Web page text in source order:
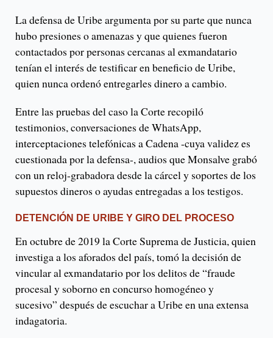
La defensa de Uribe argumenta por su parte que nunca
hubo presiones o amenazas y que quienes fueron
contactados por personas cercanas al exmandatario
tenían el interés de testificar en beneficio de Uribe,
quien nunca ordenó entregarles dinero a cambio.
Entre las pruebas del caso la Corte recopiló
testimonios, conversaciones de WhatsApp,
interceptaciones telefónicas a Cadena -cuya validez es
cuestionada por la defensa-, audios que Monsalve grabó
con un reloj-grabadora desde la cárcel y soportes de los
supuestos dineros o ayudas entregadas a los testigos.
DETENCIÓN DE URIBE Y GIRO DEL PROCESO
En octubre de 2019 la Corte Suprema de Justicia, quien
investiga a los aforados del país, tomó la decisión de
vincular al exmandatario por los delitos de “fraude
procesal y soborno en concurso homogéneo y
sucesivo” después de escuchar a Uribe en una extensa
indagatoria.